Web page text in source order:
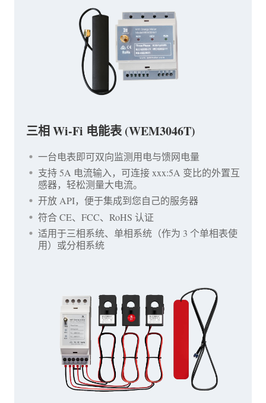
三相 Wi-Fi 电能表 (WEM3046T)
一台电表即可双向监测用电与馈网电量
支持 5A 电流输入，可连接 xxx:5A 变比的外置互
感器，轻松测量大电流。
开放 API，便于集成到您自己的服务器
符合 CE、FCC、RoHS 认证
适用于三相系统、单相系统（作为 3 个单相表使
用）或分相系统